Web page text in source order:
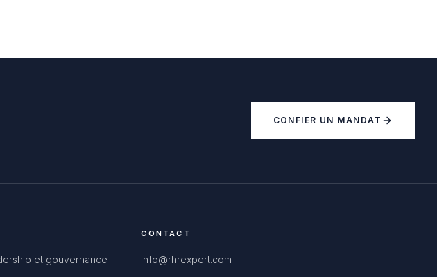
CONFIER UN MANDAT
et gouvernance
CONTACT
info@rhrexpert.com